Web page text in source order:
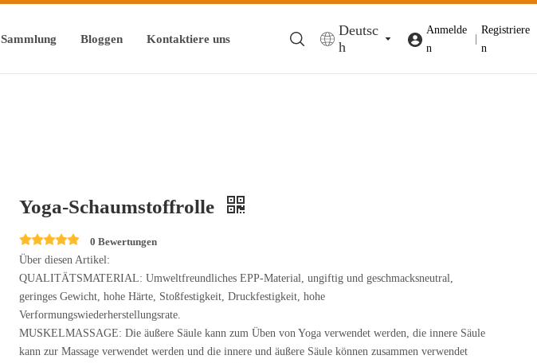
Sammlung Bloggen Kontaktiere uns
Deutsc
h
Anmelde
n
Registriere
n
Yoga-Schaumstoffrolle
0 Bewertungen
Über diesen Artikel:
QUALITÄTSMATERIAL: Umweltfreundliches EPP-Material, ungiftig und geschmacksneutral,
geringes Gewicht, hohe Härte, Stoßfestigkeit, Druckfestigkeit, hohe
Verformungswiederherstellungsrate.
MUSKELMASSAGE: Die äußere Säule kann zum Üben von Yoga verwendet werden, die innere Säule
kann zur Massage verwendet werden und die innere und äußere Säule können zusammen verwendet